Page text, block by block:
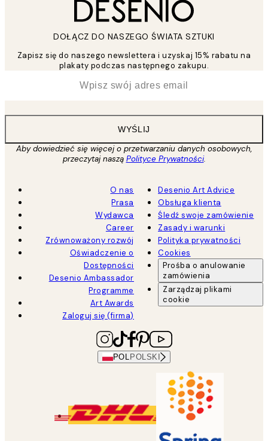
DOŁĄCZ DO NASZEGO ŚWIATA SZTUKI
Zapisz się do naszego newslettera i uzyskaj 15% rabatu na
plakaty podczas następnego zakupu.
WYŚLIJ
Aby dowiedzieć się więcej o przetwarzaniu danych osobowych,
przeczytaj naszą Polityce Prywatności.
O nas
Prasa
Wydawca
Career
Zrównoważony rozwój
Oświadczenie o
Dostępności
Desenio Ambassador
Programme
Art Awards
Zaloguj się (firma)
Desenio Art Advice
Obsługa klienta
Śledź swoje zamówienie
Zasady i warunki
Polityka prywatności
Cookies
Prośba o anulowanie
zamówienia
Zarządzaj plikami
cookie
POL POLSKI